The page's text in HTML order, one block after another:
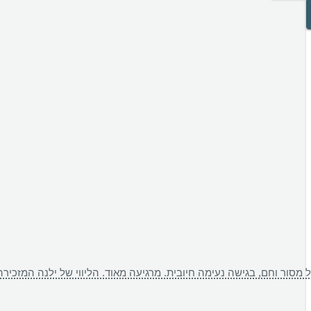
וחם, בגישה נעימה חיובית. מרגיעה מאוד. הליווי של ילנה